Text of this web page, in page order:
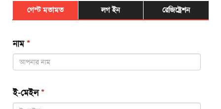
গেস্ট মতামত লগ ইন রেজিষ্ট্রেশন
নাম*
ই-মেইল*